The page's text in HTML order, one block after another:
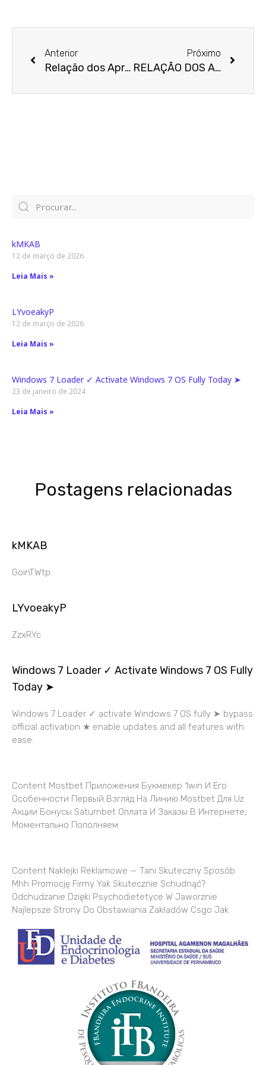
Anterior
Relação dos Aprovados
Próximo
RELAÇÃO DOS APROVADOS
kMKAB
12 de março de 2026
Leia Mais »
LYvoeakyP
12 de março de 2026
Leia Mais »
Windows 7 Loader ✓ Activate Windows 7 OS Fully Today ➤
23 de janeiro de 2024
Leia Mais »
Postagens relacionadas
kMKAB
GoinTWtp
LYvoeakyP
ZzxRYc
Windows 7 Loader ✓ Activate Windows 7 OS Fully
Today ➤
Windows 7 Loader ✓ activate Windows 7 OS fully ➤ bypass
official activation ★ enable updates and all features with
ease.
Content Mostbet Приложения Букмекер 1win И Его
Особенности Первый Взгляд На Линию Mostbet Для Uz
Акции Бонусы Saturnbet Оплата И Заказы В Интернете,
Моментально Пополняем
Content Naklejki Reklamowe — Tani Skuteczny Sposób
Mhh Promocję Firmy Yak Skutecznie Schudnąć?
Odchudzanie Dzięki Psychodietetyce W Jaworznie
Najlepsze Strony Do Obstawiania Zakładów Csgo Jak